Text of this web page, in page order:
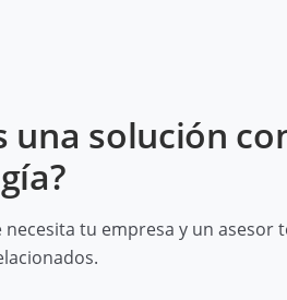
una solución
necesita tu empresa y un asesor